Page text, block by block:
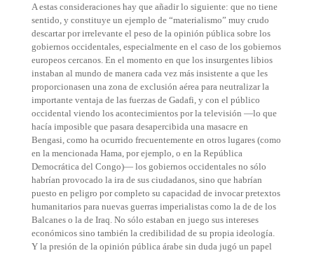
A estas consideraciones hay que añadir lo siguiente: que no tiene
sentido, y constituye un ejemplo de “materialismo” muy crudo
descartar por irrelevante el peso de la opinión pública sobre los
gobiernos occidentales, especialmente en el caso de los gobiernos
europeos cercanos. En el momento en que los insurgentes libios
instaban al mundo de manera cada vez más insistente a que les
proporcionasen una zona de exclusión aérea para neutralizar la
importante ventaja de las fuerzas de Gadafi, y con el público
occidental viendo los acontecimientos por la televisión —lo que
hacía imposible que pasara desapercibida una masacre en
Bengasi, como ha ocurrido frecuentemente en otros lugares (como
en la mencionada Hama, por ejemplo, o en la República
Democrática del Congo)— los gobiernos occidentales no sólo
habrían provocado la ira de sus ciudadanos, sino que habrían
puesto en peligro por completo su capacidad de invocar pretextos
humanitarios para nuevas guerras imperialistas como la de de los
Balcanes o la de Iraq. No sólo estaban en juego sus intereses
económicos sino también la credibilidad de su propia ideología.
Y la presión de la opinión pública árabe sin duda jugó un papel